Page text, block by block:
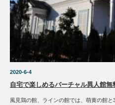
2020-6-4
自宅で楽しめるバーチャル異人館無
風見鶏の館、ラインの館では、萌黄の館